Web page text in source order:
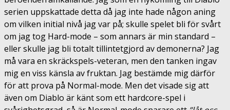
serien uppskattade detta då jag inte hade någon aning
om vilken initial nivå jag var på; skulle spelet bli för svårt
om jag tog Hard-mode – som annars är min standard –
eller skulle jag bli totalt tillintetgjord av demonerna? Jag
må vara en skräckspels-veteran, men den tanken ingav
mig en viss känsla av fruktan. Jag bestämde mig därför
för att prova på Normal-mode. Men det visade sig att
även om Diablo är känt som ett hardcore-spel i